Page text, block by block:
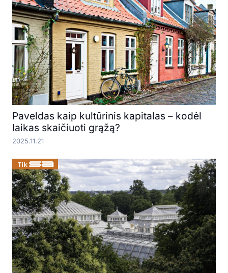
Paveldas kaip kultūrinis kapitalas – kodėl
laikas skaičiuoti grąžą?
2025.11.21